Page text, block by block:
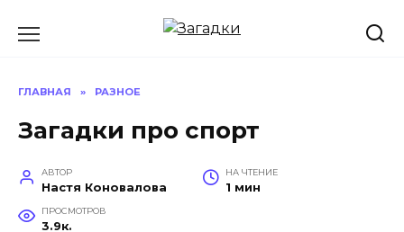
ГЛАВНАЯ » РАЗНОЕ
Загадки про спорт
АВТОР
Настя Коновалова
НА ЧТЕНИЕ
1 мин
ПРОСМОТРОВ
3.9к.